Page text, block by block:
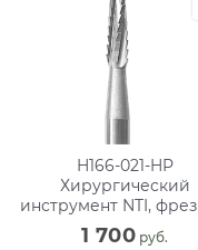
H166-021-HP
Хирургический
инструмент NTI, фрез
кости, хвостовик
1 700 руб.